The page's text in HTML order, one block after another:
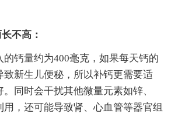
不高：
的钙量约为400毫克，如果每天钙的
致新生儿便秘，所以补钙更需要适
同时会干扰其他微量元素如锌、
，还可能导致肾、心血管等器官组